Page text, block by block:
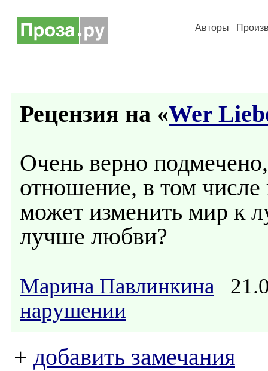
Авторы
Рецензия на «Wer
Очень верно
отношение, в том
может изменить мир к
лучше любви?
Марина Павлинкина
нарушении
+ добавить замечания